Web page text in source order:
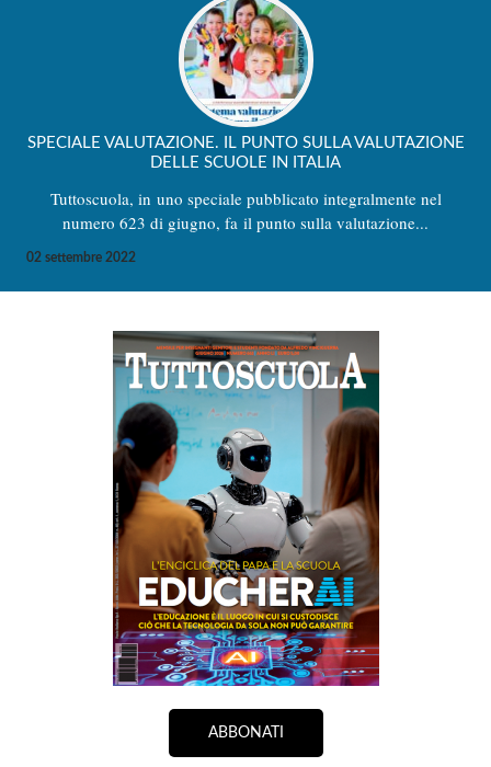
SPECIALE VALUTAZIONE. IL PUNTO SULLA VALUTAZIONE
DELLE SCUOLE IN ITALIA
Tuttoscuola, in uno speciale pubblicato integralmente nel
numero 623 di giugno, fa il punto sulla valutazione...
02 settembre 2022
ABBONATI